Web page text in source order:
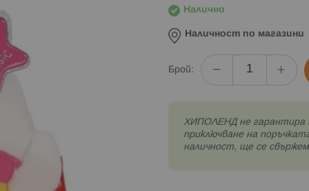
Налично
Наличност по магазини
Брой:
XИПОЛЕНД не гарантира
приключване на
наличност, ще се